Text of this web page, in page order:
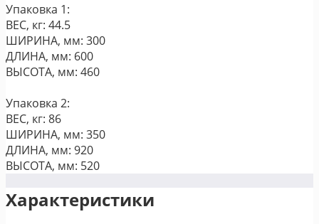
Упаковка 1:
ВЕС, кг: 44.5
ШИРИНА, мм: 300
ДЛИНА, мм: 600
ВЫСОТА, мм: 460
Упаковка 2:
ВЕС, кг: 86
ШИРИНА, мм: 350
ДЛИНА, мм: 920
ВЫСОТА, мм: 520
Характеристики